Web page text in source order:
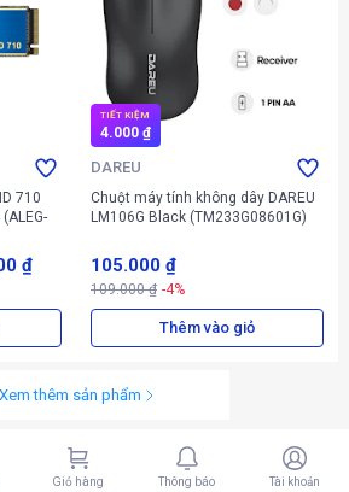
710
₫
TIẾT KIỆM
4.000 ₫
DAREU
Chuột máy tính không dây DAREU
LM106G Black (TM233G08601G)
105.000 ₫
109.000 ₫ -4%
Thêm vào giỏ
Xem thêm sản phẩm
Giỏ hàng Thông báo Tài khoản